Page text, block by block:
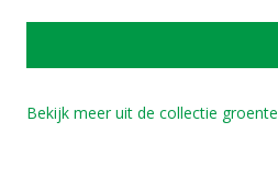
Bekijk meer uit de collectie groente